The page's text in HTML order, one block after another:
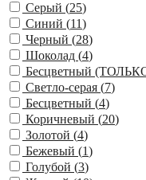
Серый (25)
Синий (11)
Черный (28)
Шоколад (4)
Бесцветный
Светло-серая (7)
Бесцветный (4)
Коричневый (20)
Золотой (4)
Бежевый (1)
Голубой (3)